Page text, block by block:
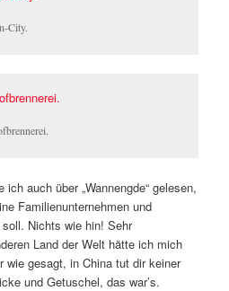
City.
auch über „Wannengde“ gelesen,
Familienunternehmen und
soll. Nichts wie hin! Sehr
Land der Welt hätte ich mich
wie gesagt, in China tut dir keiner
und Getuschel, das war’s.